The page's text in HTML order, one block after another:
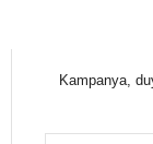
Kampanya,